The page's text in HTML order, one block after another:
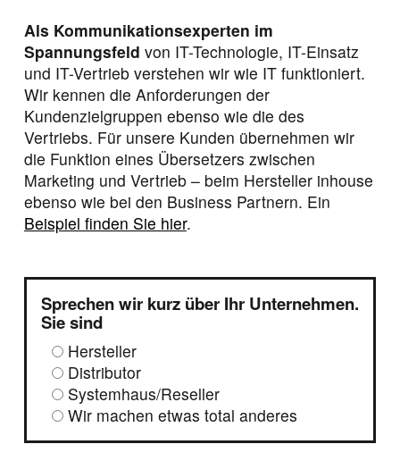
Als Kommunikationsexperten im
Spannungsfeld von IT-Technologie, IT-Einsatz
und IT-Vertrieb verstehen wir wie IT funktioniert.
Wir kennen die Anforderungen der
Kundenzielgruppen ebenso wie die des
Vertriebs. Für unsere Kunden übernehmen wir
die Funktion eines Übersetzers zwischen
Marketing und Vertrieb – beim Hersteller inhouse
ebenso wie bei den Business Partnern. Ein
Beispiel finden Sie hier.
Sprechen wir kurz über Ihr Unternehmen.
Sie sind
Hersteller
Distributor
Systemhaus/Reseller
Wir machen etwas total anderes